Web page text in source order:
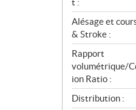
t
i
o
n
s
Alésage et
& Stroke :
Rapport
volumétrique/
ion Ratio :
Distribution :